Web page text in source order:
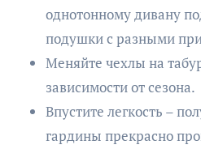
однотонному дивану
подушки с разными
Меняйте чехлы на
зависимости от сезона.
Впустите легкость –
гардины прекрасно